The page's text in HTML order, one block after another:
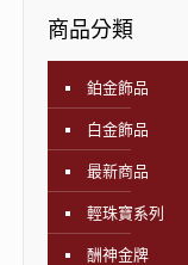
商品分類
鉑金飾品
白金飾品
最新商品
輕珠寶系列
酬神金牌